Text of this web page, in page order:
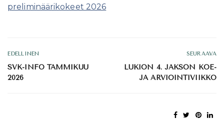
preliminäärikokeet 2026
EDELLINEN
SVK-INFO TAMMIKUU
2026
SEURAAVA
LUKION 4. JAKSON KOE-
JA ARVIOINTIVIIKKO